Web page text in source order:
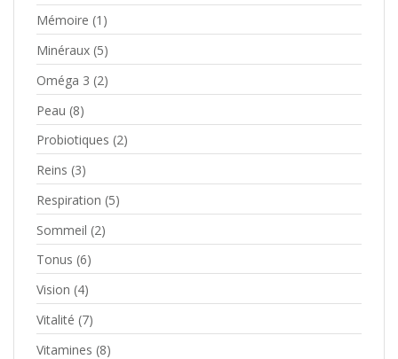
Mémoire (1)
Minéraux (5)
Oméga 3 (2)
Peau (8)
Probiotiques (2)
Reins (3)
Respiration (5)
Sommeil (2)
Tonus (6)
Vision (4)
Vitalité (7)
Vitamines (8)